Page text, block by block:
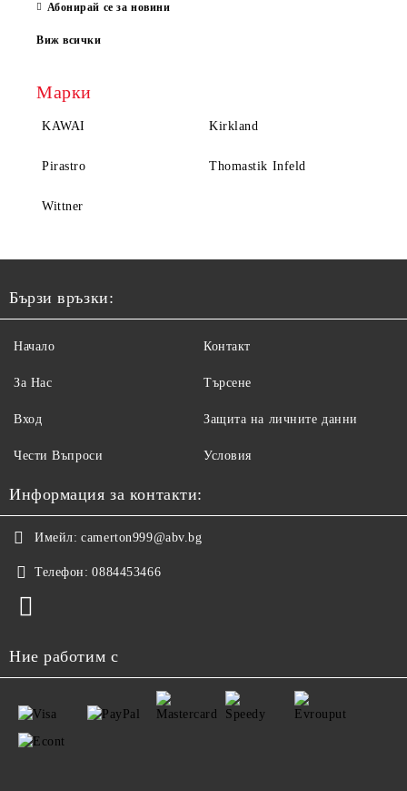
Абонирай се за новини
Виж всички
Марки
KAWAI Kirkland
Pirastro Thomastik Infeld
Wittner
Бързи връзки:
Начало
За Нас
Вход
Чести Въпроси
Контакт
Търсене
Защита на личните данни
Условия
Информация за контакти:
Имейл: camerton999@abv.bg
Телефон: 0884453466
Ние работим с